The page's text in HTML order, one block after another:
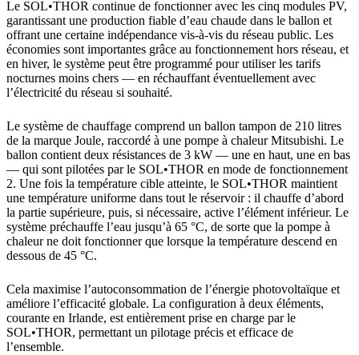
Le SOL•THOR continue de fonctionner avec les cinq modules PV,
garantissant une production fiable d’eau chaude dans le ballon et
offrant une certaine indépendance vis-à-vis du réseau public. Les
économies sont importantes grâce au fonctionnement hors réseau, et
en hiver, le système peut être programmé pour utiliser les tarifs
nocturnes moins chers — en réchauffant éventuellement avec
l’électricité du réseau si souhaité.
Le système de chauffage comprend un ballon tampon de 210 litres
de la marque Joule, raccordé à une pompe à chaleur Mitsubishi. Le
ballon contient deux résistances de 3 kW — une en haut, une en bas
— qui sont pilotées par le SOL•THOR en mode de fonctionnement
2. Une fois la température cible atteinte, le SOL•THOR maintient
une température uniforme dans tout le réservoir : il chauffe d’abord
la partie supérieure, puis, si nécessaire, active l’élément inférieur. Le
système préchauffe l’eau jusqu’à 65 °C, de sorte que la pompe à
chaleur ne doit fonctionner que lorsque la température descend en
dessous de 45 °C.
Cela maximise l’autoconsommation de l’énergie photovoltaïque et
améliore l’efficacité globale. La configuration à deux éléments,
courante en Irlande, est entièrement prise en charge par le
SOL•THOR, permettant un pilotage précis et efficace de
l’ensemble.